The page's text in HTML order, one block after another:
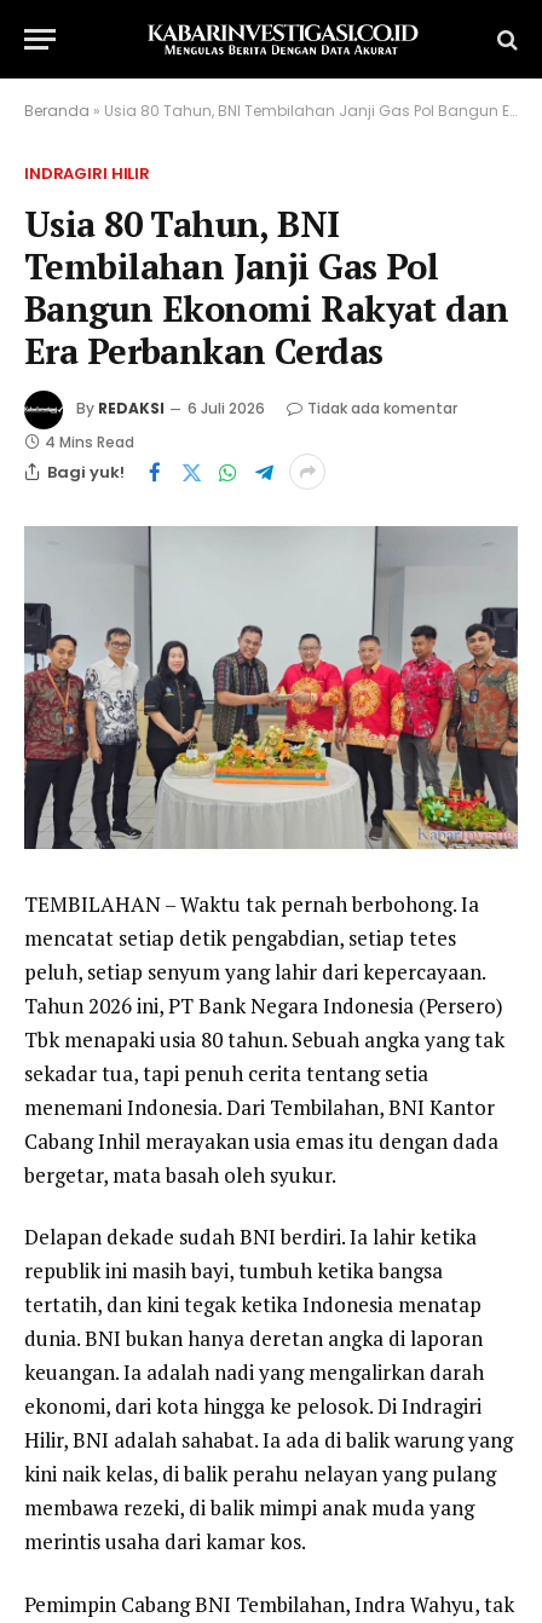
Beranda » Usia 80 Tahun, BNI Tembilahan Janji Gas Pol Bangun Ekonomi Rakyat dan Era Perbankan Cerdas
INDRAGIRI HILIR
Usia 80 Tahun, BNI
Tembilahan Janji Gas Pol
Bangun Ekonomi Rakyat dan
Era Perbankan Cerdas
By REDAKSI 6 Juli 2026
Tidak ada komentar
4 Mins Read
Bagi yuk!
TEMBILAHAN – Waktu tak pernah berbohong. Ia
mencatat setiap detik pengabdian, setiap tetes
peluh, setiap senyum yang lahir dari kepercayaan.
Tahun 2026 ini, PT Bank Negara Indonesia (Persero)
Tbk menapaki usia 80 tahun. Sebuah angka yang tak
sekadar tua, tapi penuh cerita tentang setia
menemani Indonesia. Dari Tembilahan, BNI Kantor
Cabang Inhil merayakan usia emas itu dengan dada
bergetar, mata basah oleh syukur.
Delapan dekade sudah BNI berdiri. Ia lahir ketika
republik ini masih bayi, tumbuh ketika bangsa
tertatih, dan kini tegak ketika Indonesia menatap
dunia. BNI bukan hanya deretan angka di laporan
keuangan. Ia adalah nadi yang mengalirkan darah
ekonomi, dari kota hingga ke pelosok. Di Indragiri
Hilir, BNI adalah sahabat. Ia ada di balik warung yang
kini naik kelas, di balik perahu nelayan yang pulang
membawa rezeki, di balik mimpi anak muda yang
merintis usaha dari kamar kos.
Pemimpin Cabang BNI Tembilahan, Indra Wahyu, tak